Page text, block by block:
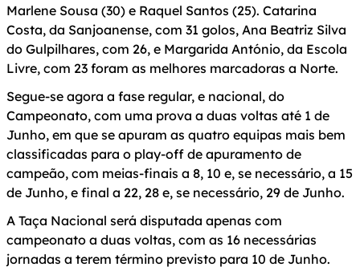
Marlene Sousa (30) e Raquel Santos (25). Catarina
Costa, da Sanjoanense, com 31 golos, Ana Beatriz Silva
do Gulpilhares, com 26, e Margarida António, da Escola
Livre, com 23 foram as melhores marcadoras a Norte.
Segue-se agora a fase regular, e nacional, do
Campeonato, com uma prova a duas voltas até 1 de
Junho, em que se apuram as quatro equipas mais bem
classificadas para o play-off de apuramento de
campeão, com meias-finais a 8, 10 e, se necessário, a 15
de Junho, e final a 22, 28 e, se necessário, 29 de Junho.
A Taça Nacional será disputada apenas com
campeonato a duas voltas, com as 16 necessárias
jornadas a terem término previsto para 10 de Junho.